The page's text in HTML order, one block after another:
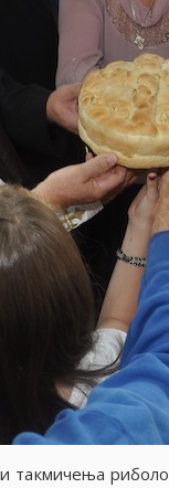
такмичења